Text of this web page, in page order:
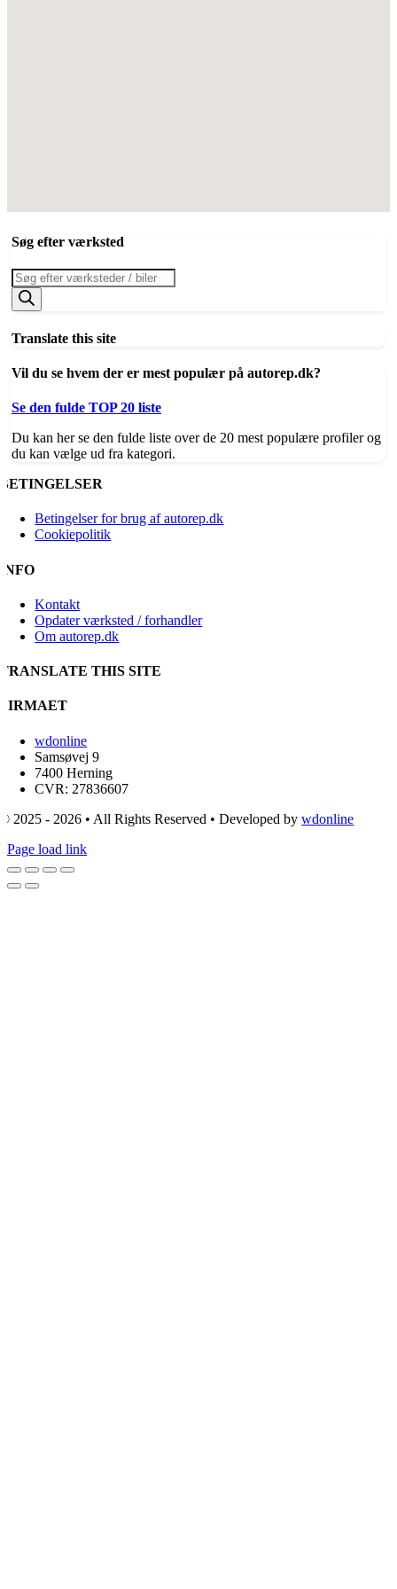
Søg efter værksted
Products
search
Translate this site
Vil du se hvem der er mest populær på autorep.dk?
Se den fulde TOP 20 liste
Du kan her se den fulde liste over de 20 mest populære profiler og
du kan vælge ud fra kategori.
BETINGELSER
Betingelser for brug af autorep.dk
Cookiepolitik
INFO
Kontakt
Opdater værksted / forhandler
Om autorep.dk
TRANSLATE THIS SITE
FIRMAET
wdonline
Samsøvej 9
7400 Herning
CVR: 27836607
© 2025 - 2026 • All Rights Reserved • Developed bywdonline
Page load link